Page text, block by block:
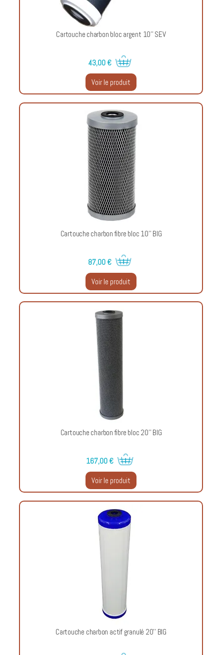
Cartouche charbon bloc argent 10'' SEV
43,00 €
Voir le produit
Cartouche charbon fibre bloc 10'' BIG
87,00 €
Voir le produit
Cartouche charbon fibre bloc 20'' BIG
167,00 €
Voir le produit
Cartouche charbon actif granulé 20'' BIG